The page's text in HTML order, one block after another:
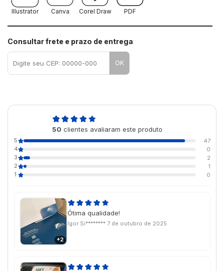
Illustrator Canva Corel Draw PDF
Consultar frete e prazo de entrega
OK
50 clientes avaliaram este produto
5
47
4
0
3
2
2
1
1
0
+2
Ótima qualidade!
Igor Si******** 7 de outubro de 2025